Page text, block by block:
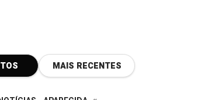
MAIS RECENTES